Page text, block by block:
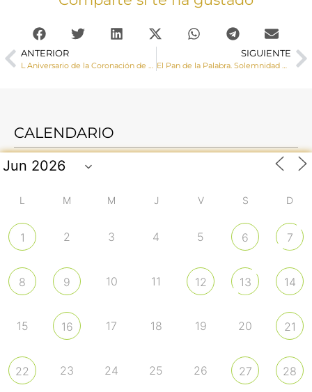
ANTERIOR SIGUIENTE
CALENDARIO
L M M J V S D
1 2 3 4 5 6 7
8 9 10 11 12 13 14
15 16 17 18 19 20 21
22 23 24 25 26 27 28